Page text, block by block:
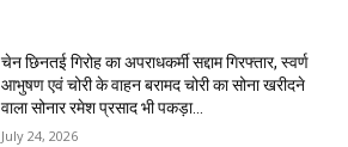
चेन छिनतई गिरोह का अपराधकर्मी सद्दाम गिरफ्तार, स्वर्ण
आभुषण एवं चोरी के वाहन बरामद चोरी का सोना खरीदने
वाला सोनार रमेश प्रसाद भी पकड़ा...
July 24, 2026